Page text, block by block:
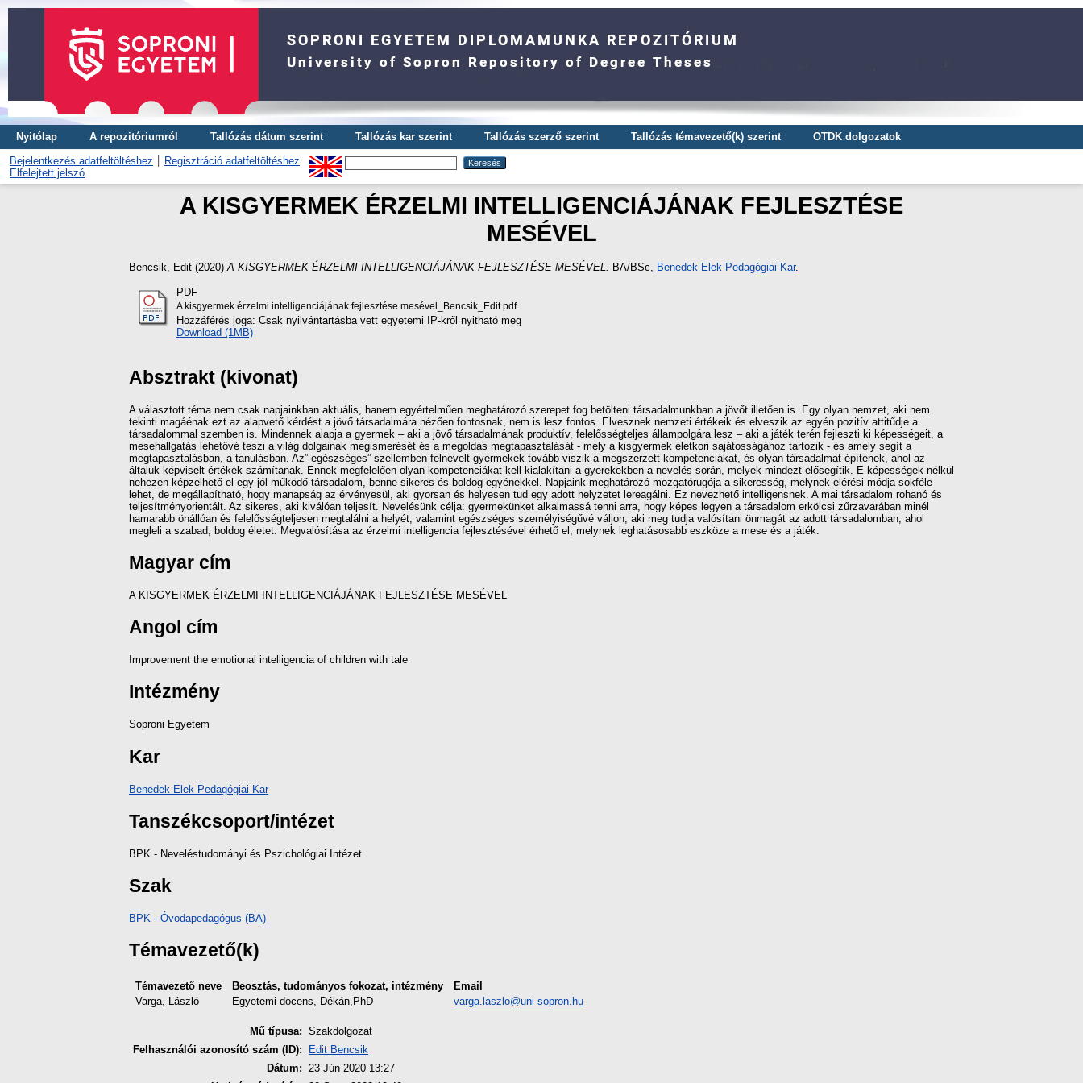
Nyitólap A repozitóriumról Tallózás dátum szerint Tallózás kar szerint Tallózás szerző szerint Tallózás témavezető(k) szerint
OTDK dolgozatok
Bejelentkezés adatfeltöltéshez
Regisztráció adatfeltöltéshez
Elfelejtett jelszó
A KISGYERMEK ÉRZELMI INTELLIGENCIÁJÁNAK FEJLESZTÉSE
MESÉVEL
Bencsik, Edit (2020) A KISGYERMEK ÉRZELMI INTELLIGENCIÁJÁNAK FEJLESZTÉSE MESÉVEL. BA/BSc, Benedek Elek Pedagógiai Kar.
PDF
A kisgyermek érzelmi intelligenciájának fejlesztése mesével_Bencsik_Edit.pdf
Hozzáférés joga: Csak nyilvántartásba vett egyetemi IP-kről nyitható meg
Download (1MB)
Absztrakt (kivonat)
A választott téma nem csak napjainkban aktuális, hanem egyértelműen meghatározó szerepet fog betölteni társadalmunkban a jövőt illetően is. Egy olyan nemzet, aki nem
tekinti magáénak ezt az alapvető kérdést a jövő társadalmára nézően fontosnak, nem is lesz fontos. Elvesznek nemzeti értékeik és elveszik az egyén pozitív attitűdje a
társadalommal szemben is. Mindennek alapja a gyermek – aki a jövő társadalmának produktív, felelősségteljes állampolgára lesz – aki a játék terén fejleszti ki képességeit, a
mesehallgatás lehetővé teszi a világ dolgainak megismerését és a megoldás megtapasztalását - mely a kisgyermek életkori sajátosságához tartozik - és amely segít a
megtapasztalásban, a tanulásban. Az” egészséges” szellemben felnevelt gyermekek tovább viszik a megszerzett kompetenciákat, és olyan társadalmat építenek, ahol az
általuk képviselt értékek számítanak. Ennek megfelelően olyan kompetenciákat kell kialakítani a gyerekekben a nevelés során, melyek mindezt elősegítik. E képességek nélkül
nehezen képzelhető el egy jól működő társadalom, benne sikeres és boldog egyénekkel. Napjaink meghatározó mozgatórugója a sikeresség, melynek elérési módja sokféle
lehet, de megállapítható, hogy manapság az érvényesül, aki gyorsan és helyesen tud egy adott helyzetet lereagálni. Ez nevezhető intelligensnek. A mai társadalom rohanó és
teljesítményorientált. Az sikeres, aki kiválóan teljesít. Nevelésünk célja: gyermekünket alkalmassá tenni arra, hogy képes legyen a társadalom erkölcsi zűrzavarában minél
hamarabb önállóan és felelősségteljesen megtalálni a helyét, valamint egészséges személyiségűvé váljon, aki meg tudja valósítani önmagát az adott társadalomban, ahol
megleli a szabad, boldog életet. Megvalósítása az érzelmi intelligencia fejlesztésével érhető el, melynek leghatásosabb eszköze a mese és a játék.
Magyar cím
A KISGYERMEK ÉRZELMI INTELLIGENCIÁJÁNAK FEJLESZTÉSE MESÉVEL
Angol cím
Improvement the emotional intelligencia of children with tale
Intézmény
Soproni Egyetem
Kar
Benedek Elek Pedagógiai Kar
Tanszékcsoport/intézet
BPK - Neveléstudományi és Pszichológiai Intézet
Szak
BPK - Óvodapedagógus (BA)
Témavezető(k)
Témavezető neve Beosztás, tudományos fokozat, intézmény
Email
Varga, László
Egyetemi docens, Dékán,PhD varga.laszlo@uni-sopron.hu
Mű típusa: Szakdolgozat
Felhasználói azonosító szám (ID):
Edit Bencsik
Dátum: 23 Jún 2020 13:27